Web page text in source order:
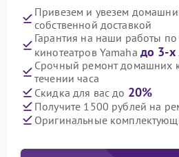
Привезем и увезем
собственной доставкой
Гарантия на наши работы
кинотеатров Yamaha до 3-х
Срочный ремонт домашних
течении часа
Скидка для вас до 20%
Получите 1500 рублей на
Оригинальные